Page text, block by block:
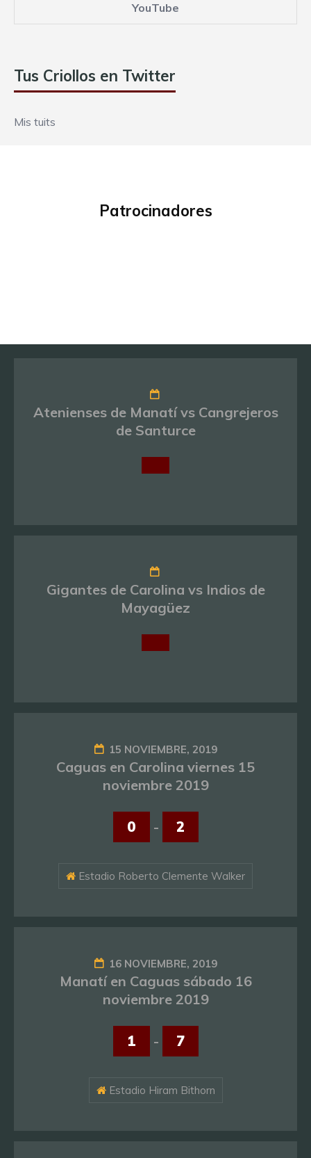
YouTube
Tus Criollos en Twitter
Mis tuits
Patrocinadores
Atenienses de Manatí vs Cangrejeros
de Santurce
Gigantes de Carolina vs Indios de
Mayagüez
15 NOVIEMBRE, 2019
Caguas en Carolina viernes 15
noviembre 2019
0 - 2
Estadio Roberto Clemente Walker
16 NOVIEMBRE, 2019
Manatí en Caguas sábado 16
noviembre 2019
1 - 7
Estadio Hiram Bithorn